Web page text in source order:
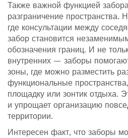
Также важной функцией
разграничение пространства.
где консультации между
забор становится
обозначения границ. И не
внутренних — заборы
зоны, где можно разместить
функциональные
площадку или зонтик отдыха.
и упрощает организацию
территории.
Интересен факт, что заборы